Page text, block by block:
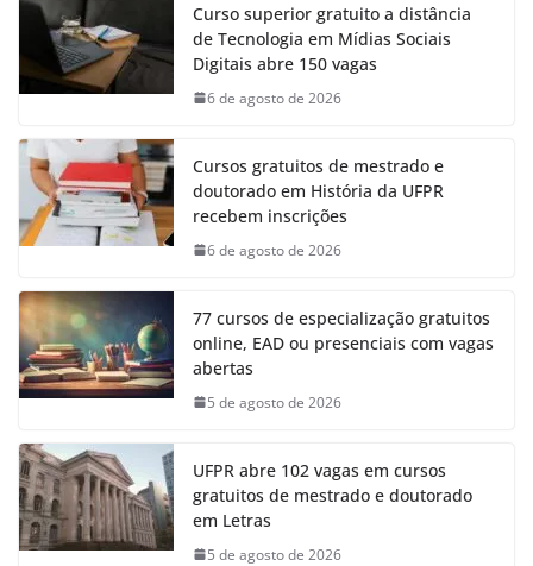
Curso superior gratuito a distância
de Tecnologia em Mídias Sociais
Digitais abre 150 vagas
6 de agosto de 2026
Cursos gratuitos de mestrado e
doutorado em História da UFPR
recebem inscrições
6 de agosto de 2026
77 cursos de especialização gratuitos
online, EAD ou presenciais com vagas
abertas
5 de agosto de 2026
UFPR abre 102 vagas em cursos
gratuitos de mestrado e doutorado
em Letras
5 de agosto de 2026